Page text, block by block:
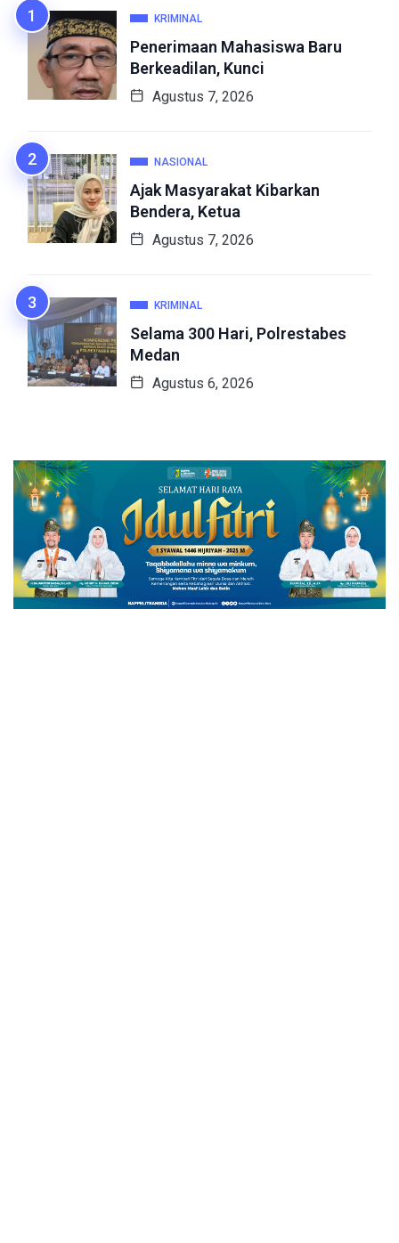
KRIMINAL
Penerimaan Mahasiswa Baru
Berkeadilan, Kunci
Agustus 7, 2026
NASIONAL
Ajak Masyarakat Kibarkan
Bendera, Ketua
Agustus 7, 2026
KRIMINAL
Selama 300 Hari, Polrestabes
Medan
Agustus 6, 2026